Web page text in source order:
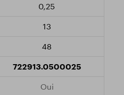
0,25
13
48
722913.0500025
Oui